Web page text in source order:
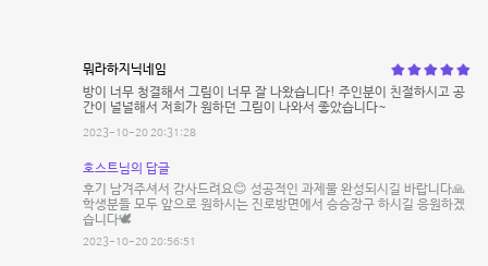
뭐라하지닉네임
방이 너무 청결해서 그림이 너무 잘 나왔습니다! 주인분이 친절하시고 공
간이 널널해서 저희가 원하던 그림이 나와서 좋았습니다~
2023-10-20 20:31:28
호스트님의 답글
후기 남겨주셔서 감사드려요😊 성공적인 과제물 완성되시길 바랍니다🙏
학생분들 모두 앞으로 원하시는 진로방면에서 승승장구 하시길 응원하겠
습니다🕊
2023-10-20 20:56:51